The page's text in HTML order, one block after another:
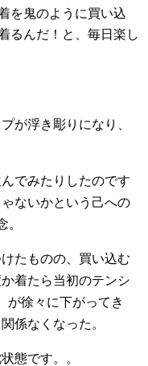
を鬼のように買い込
るんだ！と、毎日楽し
が浮き彫りになり、
でみたりしたのです
ないかという己への
。
たものの、買い込む
着たら当初のテンシ
が徐々に下がってき
係なくなった。
態です。。